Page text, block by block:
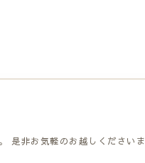
是非お気軽のお越しくださいま